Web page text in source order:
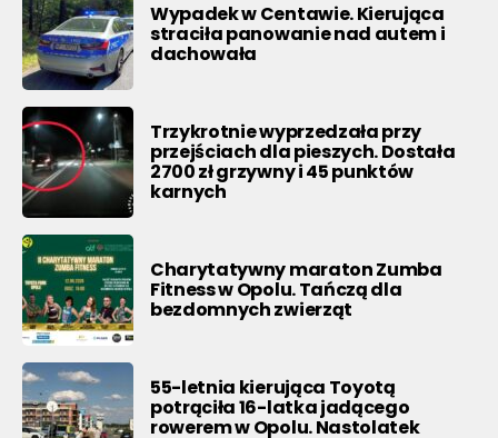
Wypadek w Centawie. Kierująca
straciła panowanie nad autem i
dachowała
Trzykrotnie wyprzedzała przy
przejściach dla pieszych. Dostała
2700 zł grzywny i 45 punktów
karnych
Charytatywny maraton Zumba
Fitness w Opolu. Tańczą dla
bezdomnych zwierząt
55-letnia kierująca Toyotą
potrąciła 16-latka jadącego
rowerem w Opolu. Nastolatek